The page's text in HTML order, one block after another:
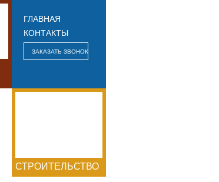
ГЛАВНАЯ
КОНТАКТЫ
ЗАКАЗАТЬ ЗВОНОК
СТРОИТЕЛЬСТВО